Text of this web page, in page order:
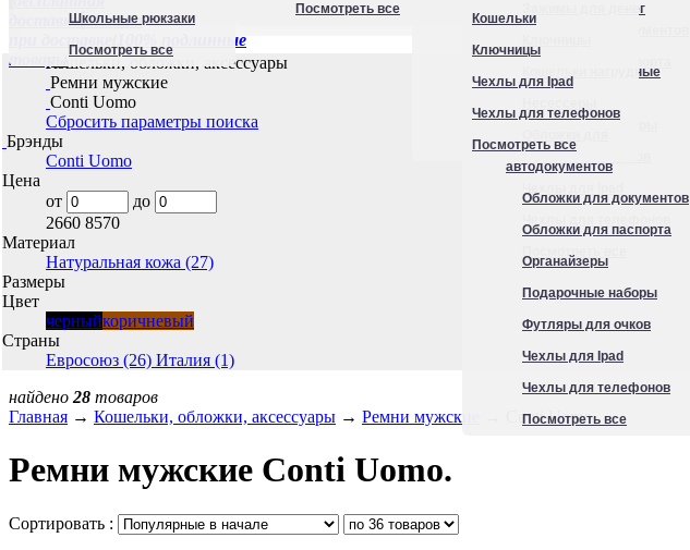
Посмотреть все
Посмотреть все Зажимы для денег
Кошельки нагрудные
автодокументов
Обложки для документов
Обложки для паспорта
Органайзеры
Подарочные наборы
Футляры для очков
Чехлы для Ipad
Чехлы для телефонов
Посмотреть все
Школьные рюкзаки
Посмотреть все
Кошельки
Ключницы
Чехлы для Ipad
Чехлы для телефонов
Посмотреть все
доставка оплата
100% подлинные
товарыКошельки, обложки, аксессуары
Ремни мужские
Conti Uomo
Сбросить параметры поиска
Брэнды
Conti Uomo
Цена
от
до
2660 8570
Материал
Натуральная кожа (27)
Размеры
Цвет
черныйкоричневый
Страны
Евросоюз (26) Италия (1)
найдено 28 товаров
Главная → Кошельки, обложки, аксессуары → Ремни мужские → Conti Uomo
Ремни мужские Conti Uomo.
Сортировать :